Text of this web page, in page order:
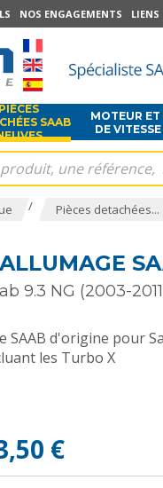
NOS ENGAGEMENTS LIENS
PIÈCES
SAAB
MOTEUR
DE
/ Pièces detachées...
9.3 NG (2003-
SAAB d'origine pour
les Turbo X
€